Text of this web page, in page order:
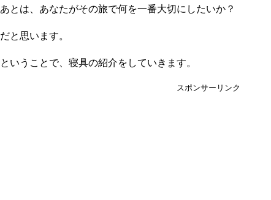
あとは、あなたがその旅で何を一番大切にしたいか？
だと思います。
ということで、寝具の紹介をしていきます。
スポンサーリンク